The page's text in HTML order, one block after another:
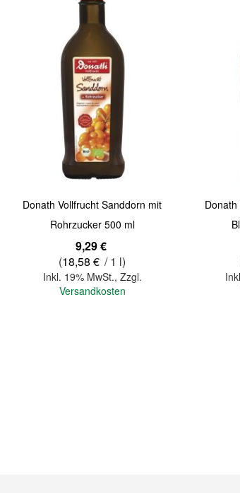
Donath Vollfrucht Sanddorn mit
Rohrzucker 500 ml
9,29 €
(18,58 € / 1 l)
Inkl. 19% MwSt., Zzgl.
Versandkosten